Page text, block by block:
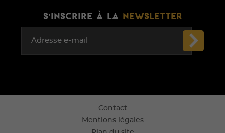
S'INSCRIRE À LA NEWSLETTER
Adresse e-mail
Contact
Mentions légales